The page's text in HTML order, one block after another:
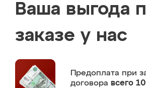
Ваша выгода
заказе у нас
Предоплата при
договора всего